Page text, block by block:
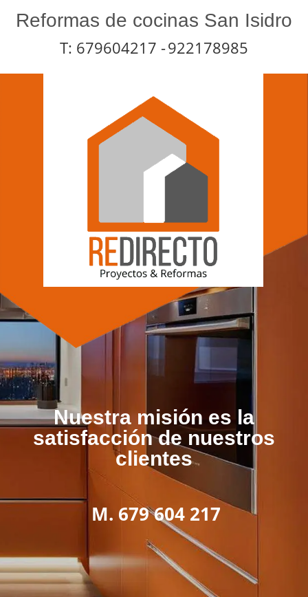
Reformas de cocinas San Isidro
T: 679604217 -922178985
Nuestra misión es la
satisfacción de nuestros
clientes
M. 679 604 217